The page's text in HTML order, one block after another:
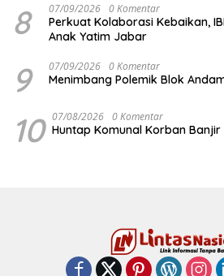
8 07/09/2026 0 Komentar
Perkuat Kolaborasi Kebaikan,
Anak Yatim Jabar
9 07/09/2026 0 Komentar
Menimbang Polemik Blok
10 07/08/2026 0 Komentar
Huntap Komunal Korban Banjir